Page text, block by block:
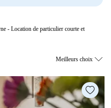
- Location de particulier courte et